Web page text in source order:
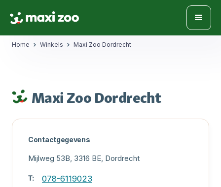
Home Winkels Maxi Zoo Dordrecht
Maxi Zoo Dordrecht
Contactgegevens
Mijlweg 53B, 3316 BE, Dordrecht
T: 078-6119023